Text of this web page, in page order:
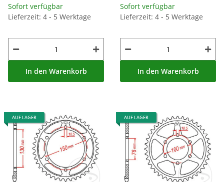
Sofort verfügbar
Lieferzeit: 4 - 5 Werktage
In den Warenkorb
Sofort verfügbar
Lieferzeit: 4 - 5 Werktage
In den Warenkorb
AUF LAGER AUF LAGER